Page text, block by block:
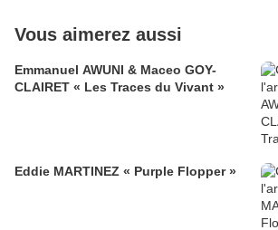
Vous aimerez aussi
Emmanuel AWUNI & Maceo GOY-
CLAIRET « Les Traces du Vivant »
Eddie MARTINEZ « Purple Flopper »